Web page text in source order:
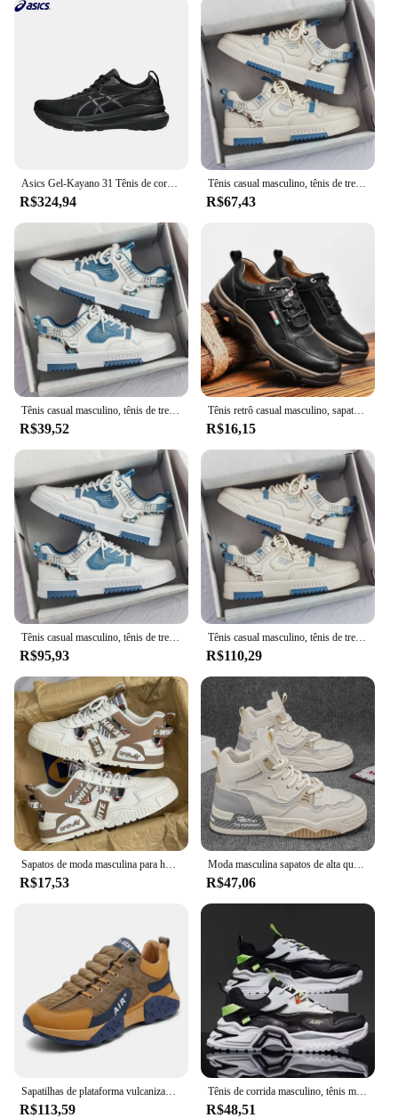
Asics Gel-Kayano 31 Tênis de corrida feminino e masculino respirável Asics Kayano 31 calçados esportivos
R$324,94
Tênis casual masculino, tênis de treino de tênis ao ar livre, sapatos de plataforma de grife, nova moda, verão, 2023
R$67,43
Tênis casual masculino, tênis de treino de tênis ao ar livre, sapatos de plataforma de grife, nova moda, verão, 2023
R$39,52
Tênis retrô casual masculino, sapatos de negócios, antiderrapante, confortável, esportes, caminhar, lazer, ao ar livre
R$16,15
Tênis casual masculino, tênis de treino de tênis ao ar livre, sapatos de plataforma de grife, nova moda, verão, 2023
R$95,93
Tênis casual masculino, tênis de treino de tênis ao ar livre, sapatos de plataforma de grife, nova moda, verão, 2023
R$110,29
R$17,53 R$47,06
R$113,59
Tênis de corrida masculino, tênis masculino, tênis masculino, baloncesto, alta qualidade, masculino, inverno, 2024
R$48,51